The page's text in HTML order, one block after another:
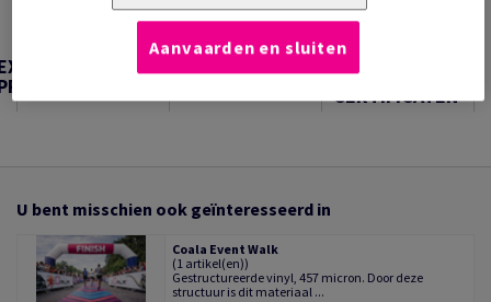
Artikel snijden
TECHNISCHE
INFORMATIE &
CERTIFICATEN
U bent misschien ook geïnteresseerd in
Coala Event Walk
(1 artikel(en))
Gestructureerde vinyl, 457 micron. Door deze
structuur is dit materiaal ...
Aanvaarden en sluiten